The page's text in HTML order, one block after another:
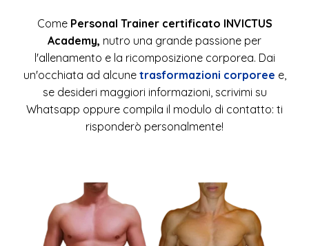
Come Personal Trainer certificato INVICTUS
Academy, nutro una grande passione per
l'allenamento e la ricomposizione corporea. Dai
un'occhiata ad alcune trasformazioni corporee e,
se desideri maggiori informazioni, scrivimi su
Whatsapp oppure compila il modulo di contatto: ti
risponderò personalmente!